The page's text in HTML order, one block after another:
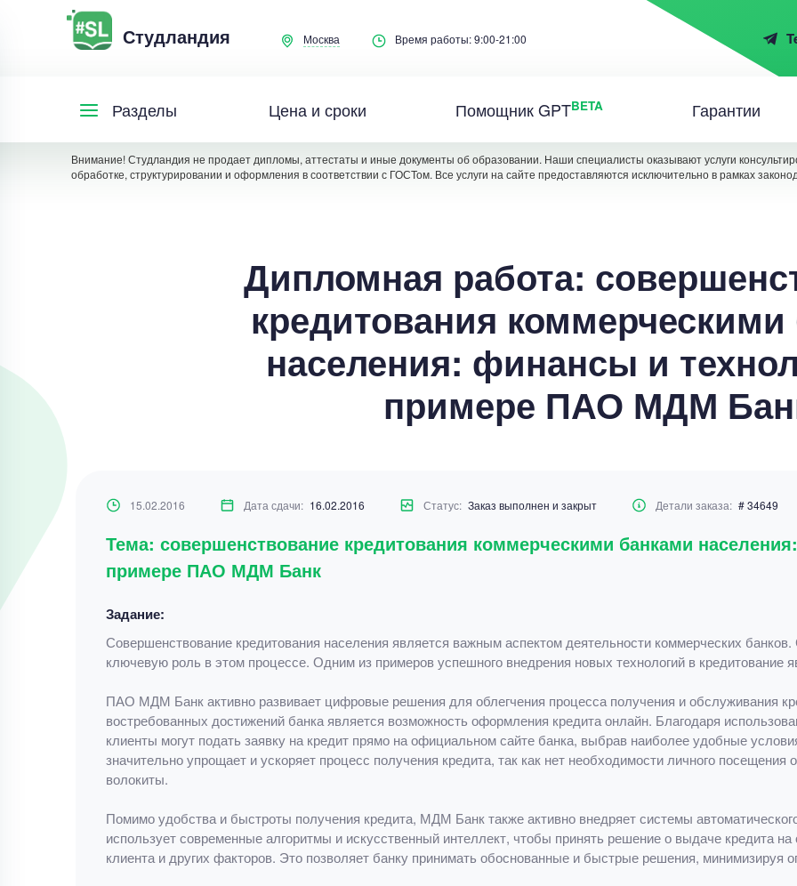
Студландия Москва Время работы: 9:00-21:00
Разделы Цена и сроки Помощник GPTBETA Гарантии
Внимание! Студландия не продает дипломы, аттестаты и иные документы об образовании. Наши специалисты оказывают услуги
обработке, структурировании и оформления в соответствии с ГОСТом. Все услуги на сайте предоставляются исключительно в рамках
Дипломная работа:
кредитования
населения: финансы и
примере ПАО МДМ
15.02.2016 Дата сдачи: 16.02.2016 Статус: Заказ выполнен и закрыт Детали заказа: # 34649
Тема: совершенствование кредитования коммерческими банками
примере ПАО МДМ Банк
Задание:
Совершенствование кредитования населения является важным аспектом деятельности коммерческих
ключевую роль в этом процессе. Одним из примеров успешного внедрения новых технологий в
ПАО МДМ Банк активно развивает цифровые решения для облегчения процесса получения и обслуживания
востребованных достижений банка является возможность оформления кредита онлайн. Благодаря
клиенты могут подать заявку на кредит прямо на официальном сайте банка, выбрав наиболее удобные
значительно упрощает и ускоряет процесс получения кредита, так как нет необходимости личного
волокиты.
Помимо удобства и быстроты получения кредита, МДМ Банк также активно внедряет системы
использует современные алгоритмы и искусственный интеллект, чтобы принять решение о выдаче кредита на
клиента и других факторов. Это позволяет банку принимать обоснованные и быстрые решения, минимизируя